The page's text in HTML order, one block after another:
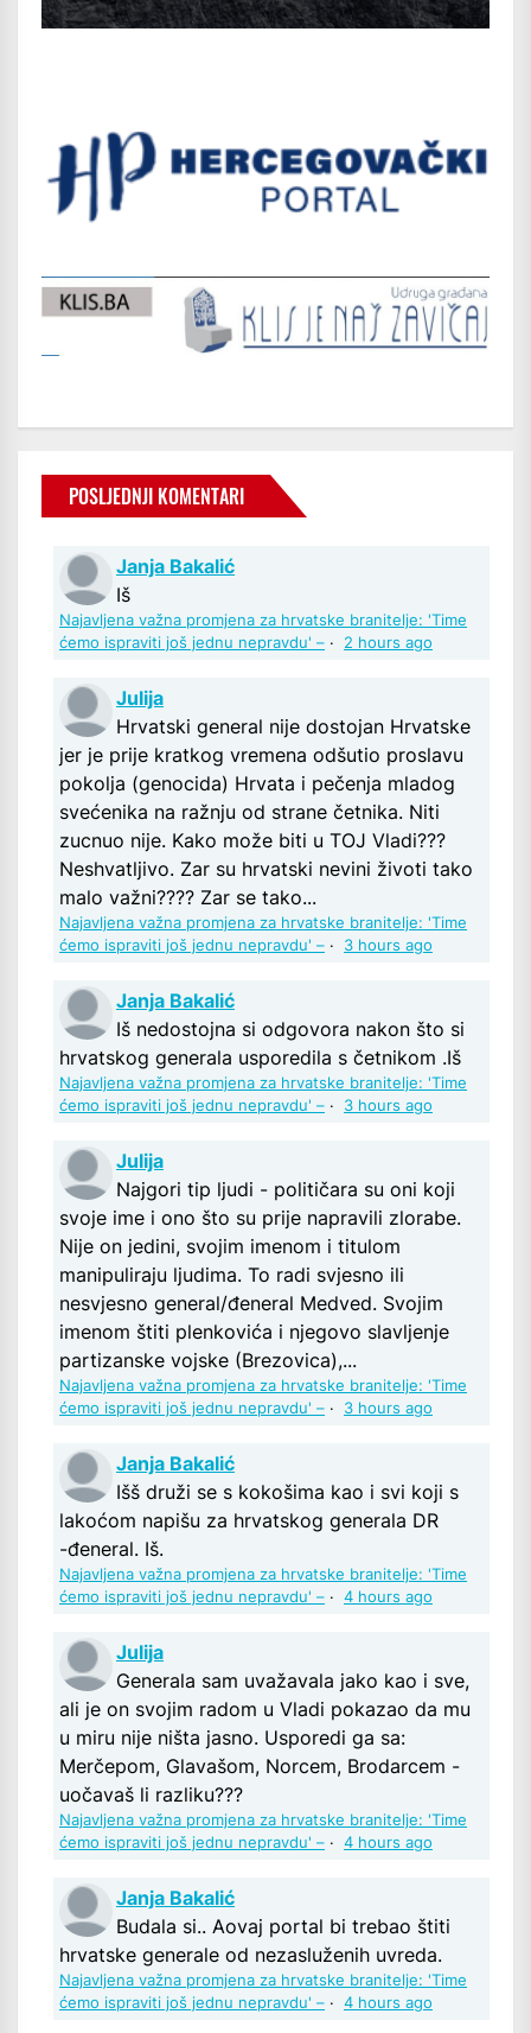
POSLJEDNJI KOMENTARI
Janja Bakalić
Iš
Najavljena važna promjena za hrvatske branitelje: 'Time
ćemo ispraviti još jednu nepravdu' – · 2 hours ago
Julija
Hrvatski general nije dostojan Hrvatske
jer je prije kratkog vremena odšutio proslavu
pokolja (genocida) Hrvata i pečenja mladog
svećenika na ražnju od strane četnika. Niti
zucnuo nije. Kako može biti u TOJ Vladi???
Neshvatljivo. Zar su hrvatski nevini životi tako
malo važni???? Zar se tako...
Najavljena važna promjena za hrvatske branitelje: 'Time
ćemo ispraviti još jednu nepravdu' – · 3 hours ago
Janja Bakalić
Iš nedostojna si odgovora nakon što si
hrvatskog generala usporedila s četnikom .Iš
Najavljena važna promjena za hrvatske branitelje: 'Time
ćemo ispraviti još jednu nepravdu' – · 3 hours ago
Julija
Najgori tip ljudi - političara su oni koji
svoje ime i ono što su prije napravili zlorabe.
Nije on jedini, svojim imenom i titulom
manipuliraju ljudima. To radi svjesno ili
nesvjesno general/đeneral Medved. Svojim
imenom štiti plenkovića i njegovo slavljenje
partizanske vojske (Brezovica),...
Najavljena važna promjena za hrvatske branitelje: 'Time
ćemo ispraviti još jednu nepravdu' – · 3 hours ago
Janja Bakalić
Išš druži se s kokošima kao i svi koji s
lakoćom napišu za hrvatskog generala DR
-đeneral. Iš.
Najavljena važna promjena za hrvatske branitelje: 'Time
ćemo ispraviti još jednu nepravdu' – · 4 hours ago
Julija
Generala sam uvažavala jako kao i sve,
ali je on svojim radom u Vladi pokazao da mu
u miru nije ništa jasno. Usporedi ga sa:
Merčepom, Glavašom, Norcem, Brodarcem -
uočavaš li razliku???
Najavljena važna promjena za hrvatske branitelje: 'Time
ćemo ispraviti još jednu nepravdu' – · 4 hours ago
Janja Bakalić
Budala si.. Aovaj portal bi trebao štiti
hrvatske generale od nezasluženih uvreda.
Najavljena važna promjena za hrvatske branitelje: 'Time
ćemo ispraviti još jednu nepravdu' – · 4 hours ago